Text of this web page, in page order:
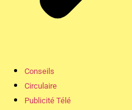
Conseils
Circulaire
Publicité Télé